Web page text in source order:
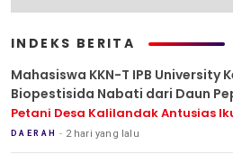
INDEKS BERITA
Mahasiswa KKN-T IPB University
Biopestisida Nabati dari Daun
Petani Desa Kalilandak Antusias
DAERAH 2 hari yang lalu